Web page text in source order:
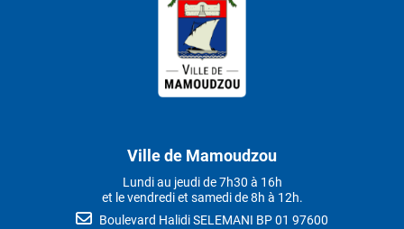
Ville de Mamoudzou
Lundi au jeudi de 7h30 à 16h
et le vendredi et samedi de 8h à 12h.
Boulevard Halidi SELEMANI BP 01 97600